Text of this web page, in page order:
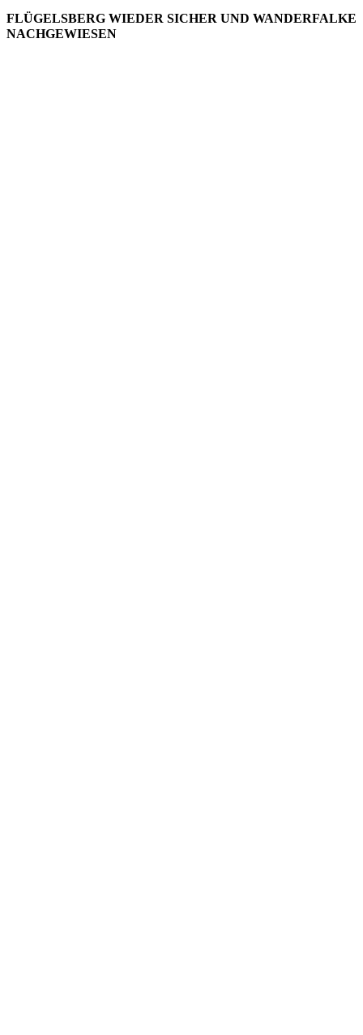
FLÜGELSBERG WIEDER SICHER UND WANDERFALKE
NACHGEWIESEN